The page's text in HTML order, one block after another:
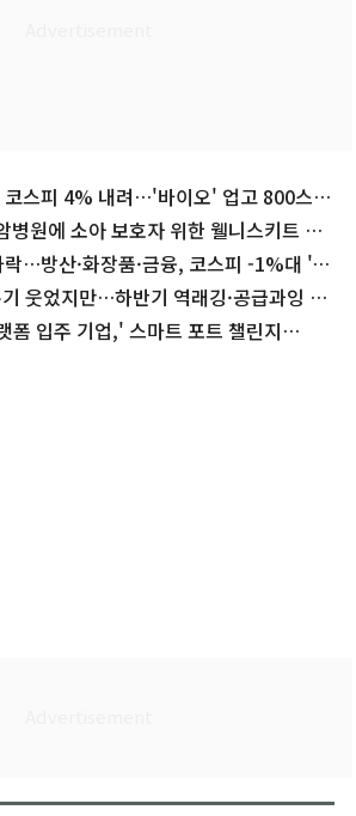
스피 4% 내려…'바이오' 업고 800스닥
병원에 소아 보호자 위한 웰니스키트 기
…방산·화장품·금융, 코스피 -1%대 '방
웃었지만…하반기 역래깅·공급과잉 변
폼 입주 기업,' 스마트 포트 챌린지